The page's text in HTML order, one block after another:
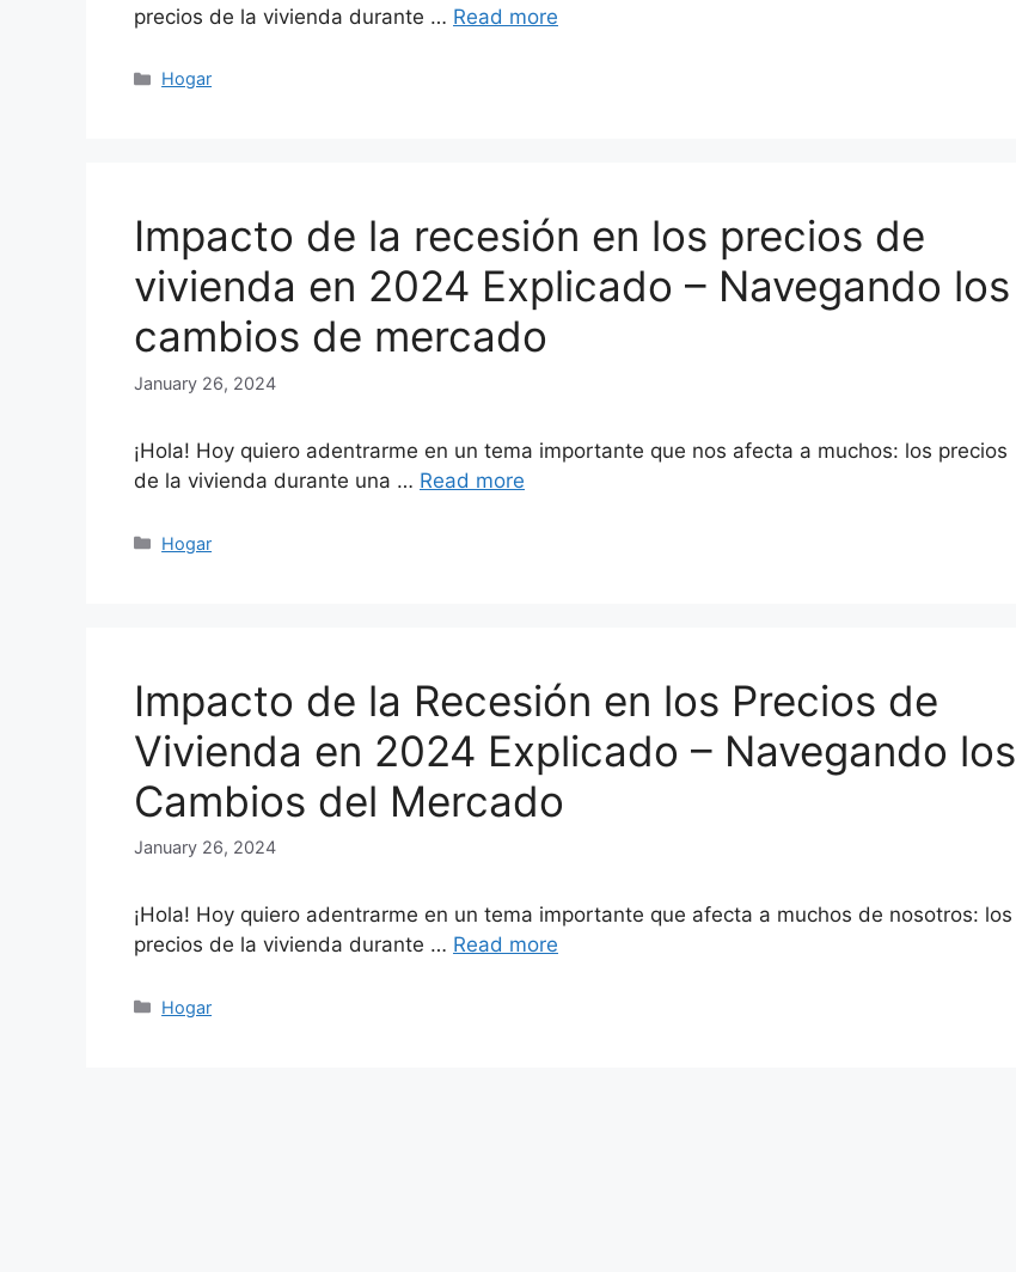
precios de la vivienda durante … Read more
Categories
Hogar
Impacto de la recesión en los precios de
vivienda en 2024 Explicado – Navegando los
cambios de mercado
January 26, 2024
¡Hola! Hoy quiero adentrarme en un tema importante que nos afecta a muchos: los precios
de la vivienda durante una … Read more
Categories
Hogar
Impacto de la Recesión en los Precios de
Vivienda en 2024 Explicado – Navegando los
Cambios del Mercado
January 26, 2024
¡Hola! Hoy quiero adentrarme en un tema importante que afecta a muchos de nosotros: los
precios de la vivienda durante … Read more
Categories
Hogar